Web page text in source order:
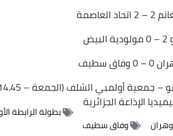
سطيف
– جمعية أولمبي الشلف (الجمعة – 14.45 سا)
الإذاعة الجزائرية
بطولة الرابطة
وفاق سطيف